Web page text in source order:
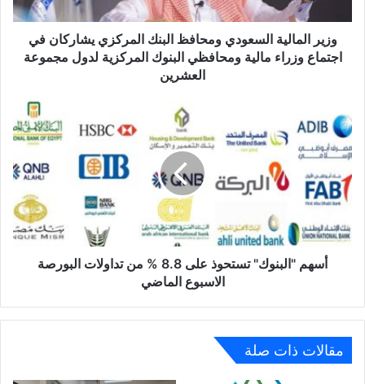
اجتماع
وزراء
مالية
لدول
مجموعة
العشرين
وزير المالية السعودي ومحافظ البنك المركزي يشاركان في
اجتماع وزراء مالية ومحافظي البنوك المركزية لدول مجموعة
العشرين
"البنوك"
تستحوذ
على
8.8
%
من
تداولات
البورصة
الاسبوع
أسهم "البنوك" تستحوذ على 8.8 % من تداولات البورصة
الاسبوع الماضي
مقالات ذات صلة